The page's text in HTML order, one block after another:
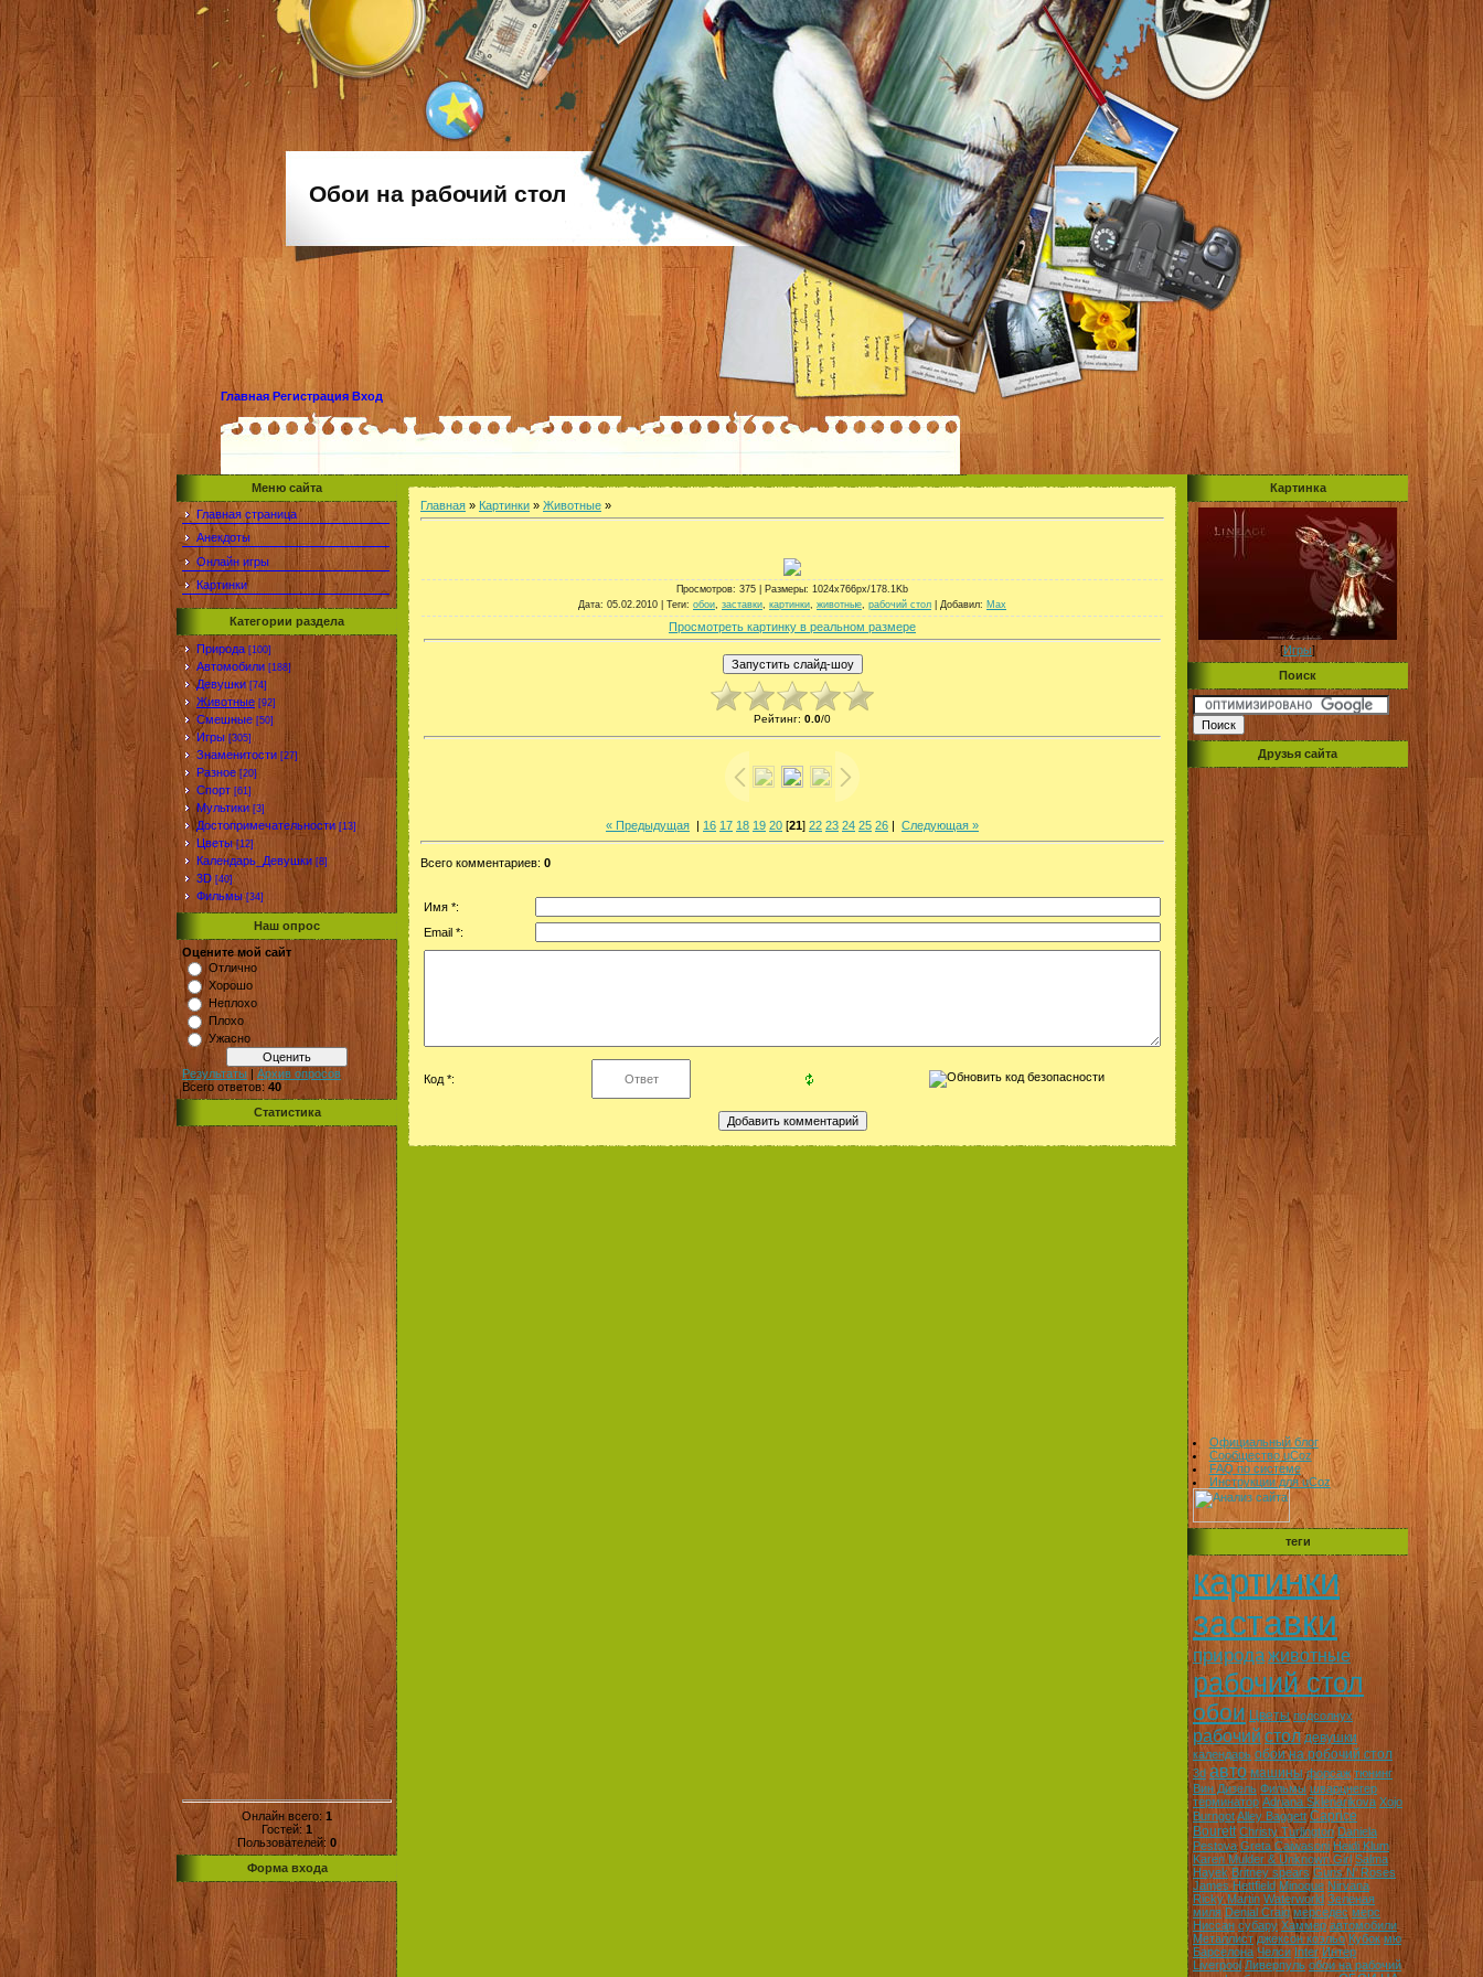
Обои на рабочий стол
Главная Регистрация Вход
Меню сайта
Главная страница
Анекдоты
Онлайн игры
Картинки
Категории раздела
Природа [100]
Автомобили [188]
Девушки [74]
Животные [92]
Смешные [50]
Игры [305]
Знаменитости [27]
Разное [20]
Спорт [61]
Мультики [3]
Достопримечательности [13]
Цветы [12]
Календарь_Девушки [8]
3D [40]
Фильмы [34]
Наш опрос
Оцените мой сайт
Отлично
Хорошо
Неплохо
Плохо
Ужасно
Результаты | Архив опросов
Всего ответов: 40
Статистика
Онлайн всего: 1
Гостей: 1
Пользователей: 0
Форма входа
Главная » Картинки » Животные »
Просмотров: 375 | Размеры: 1024x766px/178.1Kb
Дата: 05.02.2010 | Теги: обои заставки картинки животные рабочий стол Добавил: Max
Просмотреть картинку в реальном размере
Рейтинг: 0.0/0
« Предыдущая | 16 17 18 19 20 [21] 22 23 24 25 26 | Следующая »
Всего комментариев: 0
Имя *:
Email *:
Код *:
Картинка
[Игры]
Поиск
Друзья сайта
Официальный блог
Сообщество uCoz
FAQ по системе
Инструкции для uCoz
теги
картинки
заставки
природаживотные
рабочий стол
обои Цветы подсолнух
рабочий стол девушки
календарь обои на робочий стол
3d авто машины форсаж тюнинг
Вин Дизель Фильмы шварцнегер
терминатор Adriana Sklenarikova Xojo
BurngotAlley Baggett Caprice
Bourett Christy Turlington Daniela
Pestova Greta Caiwasoni Heidi Klum
Karen Mulder & Unknown Girl Salma
Hayek Britney spears Guns N' Roses
James Hettfield Minoque Nirvana
Ricky Martin Waterworld Зеленая
миля Denial Craig мерседес мерс
Ниссан субару Хаммер автомобили
Металлист джексон коэльо Кубок мю
Барселона Челси Inter Интер
Liverpool Ливерпуль обои на рабочий